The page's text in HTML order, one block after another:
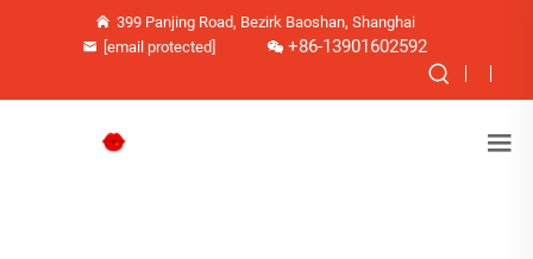
399 Panjing Road, Bezirk Baoshan, Shanghai
[email protected]
+86-13901602592